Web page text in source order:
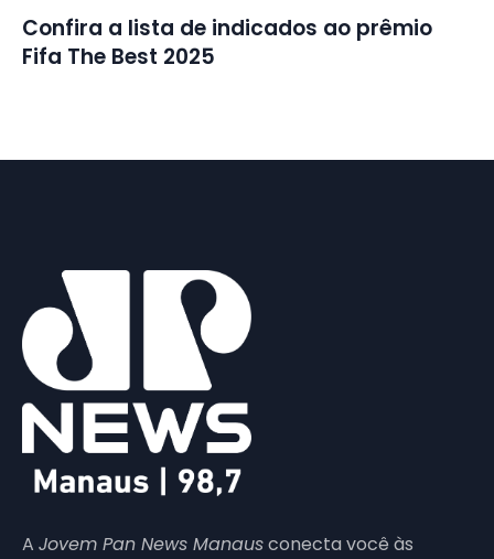
Confira a lista de indicados ao prêmio
Fifa The Best 2025
A Jovem Pan News Manausconecta você às